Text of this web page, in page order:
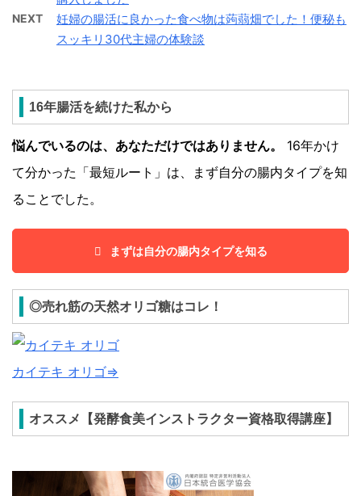
NEXT
妊婦の腸活に良かった食べ物は蒟蒻畑でした！便秘も
スッキリ30代主婦の体験談
16年腸活を続けた私から
悩んでいるのは、あなただけではありません。
16年かけ
て分かった「最短ルート」は、まず自分の腸内タイプを知
ることでした。
まずは自分の腸内タイプを知る
◎売れ筋の天然オリゴ糖はコレ！
カイテキ オリゴ⇒
オススメ【発酵食美インストラクター資格取得講座】